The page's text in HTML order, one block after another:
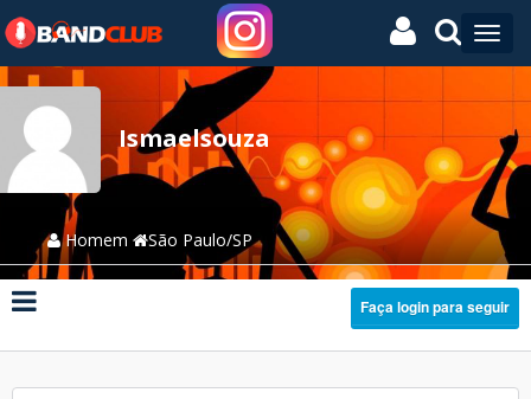
Ismaelsouza
Homem São Paulo/SP
Faça login para seguir